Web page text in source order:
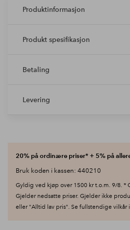
Produktinformasjon
Produkt spesifikasjon
Betaling
Levering
20% på ordinære priser* + 5% på
Bruk koden i kassen: 440210
Gyldig ved kjøp over 1500 kr t.o.m. 9/8. *
Gjelder nedsatte priser. Gjelder ikke
eller "Alltid lav pris". Se fullstendige vilkår i